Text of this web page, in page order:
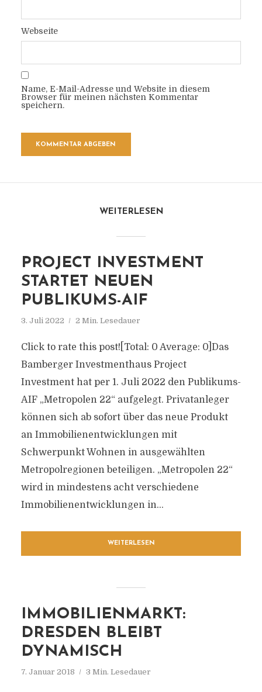
Webseite
Name, E-Mail-Adresse und Website in diesem
Browser für meinen nächsten Kommentar
speichern.
WEITERLESEN
PROJECT INVESTMENT
STARTET NEUEN
PUBLIKUMS-AIF
3. Juli 2022 2 Min. Lesedauer
Click to rate this post![Total: 0 Average: 0]Das
Bamberger Investmenthaus Project
Investment hat per 1. Juli 2022 den Publikums-
AIF „Metropolen 22“ aufgelegt. Privatanleger
können sich ab sofort über das neue Produkt
an Immobilienentwicklungen mit
Schwerpunkt Wohnen in ausgewählten
Metropolregionen beteiligen. „Metropolen 22“
wird in mindestens acht verschiedene
Immobilienentwicklungen in...
WEITERLESEN
IMMOBILIENMARKT:
DRESDEN BLEIBT
DYNAMISCH
7. Januar 2018 3 Min. Lesedauer